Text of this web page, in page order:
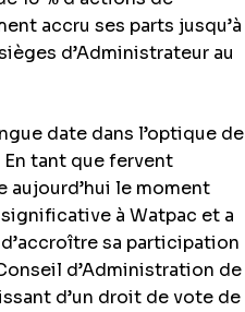
accru ses parts jusqu’à
d’Administrateur au
date dans l’optique de
tant que fervent
aujourd’hui le moment
à Watpac et a
sa participation
d’Administration de
d’un droit de vote de